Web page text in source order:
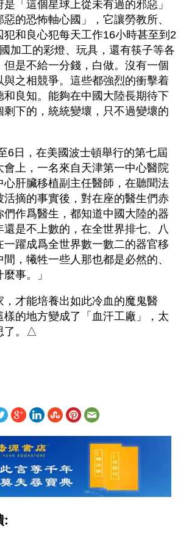
「這個星球上從未有過的邪惡」
的恐怖軸心國」，它讓勞教所、
犯和良心犯每天工作16小時甚至到2
加工的彩燈、玩具，還有筷子等各
是不給一分錢，白做。沒有一個
與之相競爭。這些都強烈的衝擊着
和良知。能夠在中國大陸長期待下
剩下的，統統變壞，只不過變壞的
6日，在美國波士頓舉行的第七屆
會上，一名來自天津第一中心醫院
心肝臟移植副主任醫師，在聽聞法
活摘的事實後，對在座的醫生們赤
們作爲醫生，都知道中國大陸的器
還是不上數的，在全世界排七、八
一躍成爲全世界數一數二的器官移
，犧牲一些人那也都是必然的、
事。」
，才能培養出如此冷血的魔鬼醫
樣的地方變成了「血汗工廠」，太
了。△
: